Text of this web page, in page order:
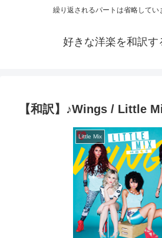
繰り返されるパートは省略してい
好きな洋楽を和訳す
【和訳】♪Wings / Little
Little Mix